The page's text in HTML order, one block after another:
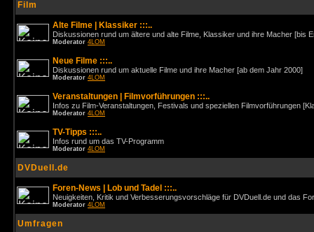
Film
Alte Filme | Klassiker :::..
Diskussionen rund um ältere und alte Filme, Klassiker und ihre Macher [bis
Moderator 4LOM
Neue Filme :::..
Diskussionen rund um aktuelle Filme und ihre Macher [ab dem Jahr 2000]
Moderator 4LOM
Veranstaltungen | Filmvorführungen :::..
Infos zu Film-Veranstaltungen, Festivals und speziellen Filmvorführungen
Moderator 4LOM
TV-Tipps :::..
Infos rund um das TV-Programm
Moderator 4LOM
DVDuell.de
Foren-News | Lob und Tadel :::..
Neuigkeiten, Kritik und Verbesserungsvorschläge für DVDuell.de und das
Moderator 4LOM
Umfragen